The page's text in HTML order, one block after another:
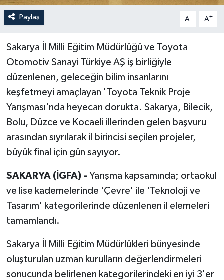
Paylaş A- A+
Sakarya İl Milli Eğitim Müdürlüğü ve Toyota
Otomotiv Sanayi Türkiye AŞ iş birliğiyle
düzenlenen, geleceğin bilim insanlarını
keşfetmeyi amaçlayan 'Toyota Teknik Proje
Yarışması'nda heyecan dorukta. Sakarya, Bilecik,
Bolu, Düzce ve Kocaeli illerinden gelen başvuru
arasından sıyrılarak il birincisi seçilen projeler,
büyük final için gün sayıyor.
SAKARYA (İGFA) - Yarışma kapsamında; ortaokul
ve lise kademelerinde 'Çevre' ile 'Teknoloji ve
Tasarım' kategorilerinde düzenlenen il elemeleri
tamamlandı.
Sakarya İl Milli Eğitim Müdürlükleri bünyesinde
oluşturulan uzman kurulların değerlendirmeleri
sonucunda belirlenen kategorilerindeki en iyi 3'er